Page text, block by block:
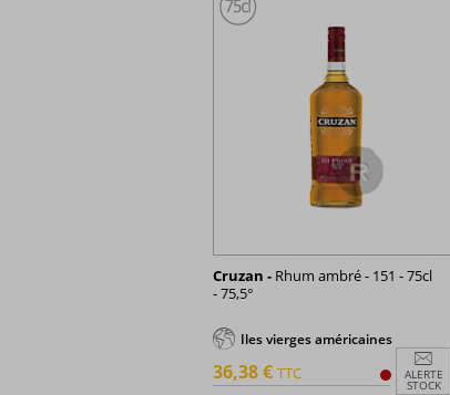
Cruzan - Rhum ambré - 151 - 75cl
- 75,5°
Iles vierges américaines
ALERTE
STOCK
36,38 € TTC